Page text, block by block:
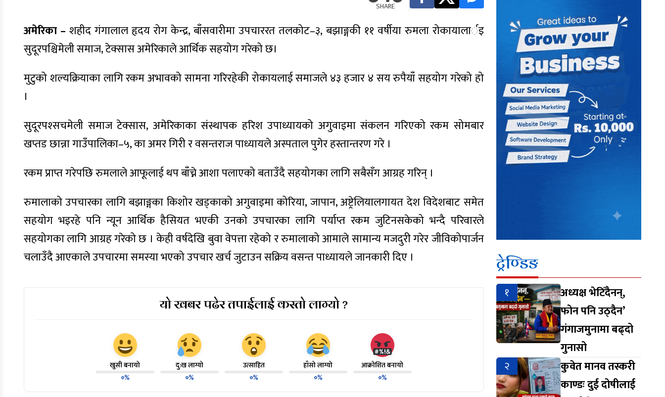
SHARE
अमेरिका – शहीद गंगालाल हृदय रोग केन्द्र, बाँसवारीमा उपचाररत तलकोट–३, बझाङ्गकी ११ वर्षीया रुमला रोकायालार्इ
सुदूरपश्चिमेली समाज, टेक्सास अमेरिकाले आर्थिक सहयोग गरेको छ।
मुटुको शल्यक्रियाका लागि रकम अभावको सामना गरिरहेकी रोकायलाई समाजले ४३ हजार ४ सय रुपैयाँ सहयोग गरेको हो
।
सुदूरपश्सचमेली समाज टेक्सास, अमेरिकाका संस्थापक हरिश उपाध्यायको अगुवाइमा संकलन गरिएको रकम सोमबार
खप्तड छान्ना गाउँपालिका–५, का अमर गिरी र वसन्तराज पाध्यायले अस्पताल पुगेर हस्तान्तरण गरे ।
रकम प्राप्त गरेपछि रुमलाले आफूलाई थप बाँच्ने आशा पलाएको बताउँदै सहयोगका लागि सबैसँग आग्रह गरिन् ।
रुमालाको उपचारका लागि बझाङ्गका किशोर खड्काको अगुवाइमा कोरिया, जापान, अष्ट्रेलियालगायत देश विदेशबाट समेत
सहयोग भइरहे पनि न्यून आर्थिक हैसियत भएकी उनको उपचारका लागि पर्याप्त रकम जुटिनसकेको भन्दै परिवारले
सहयोगका लागि आग्रह गरेको छ । केही वर्षदेखि बुवा वेपत्ता रहेको र रुमालाको आमाले सामान्य मजदुरी गरेर जीविकोपार्जन
चलाउँदै आएकाले उपचारमा समस्या भएको उपचार खर्च जुटाउन सक्रिय वसन्त पाध्यायले जानकारी दिए ।
यो खबर पढेर तपाईलाई कस्तो लाग्यो ?
खुसी बनायो
०%
दु:ख लाग्यो
०%
उत्साहित
०%
हाँसो लाग्यो
०%
आक्रोशित बनायो
०%
ट्रेण्डिङ
१
अध्यक्ष भेटिँदैनन्,
फोन पनि उठ्दैन’
गंगाजमुनामा बढ्दो
गुनासो
२
कुवेत मानव तस्करी
काण्डः दुई दोषीलाई